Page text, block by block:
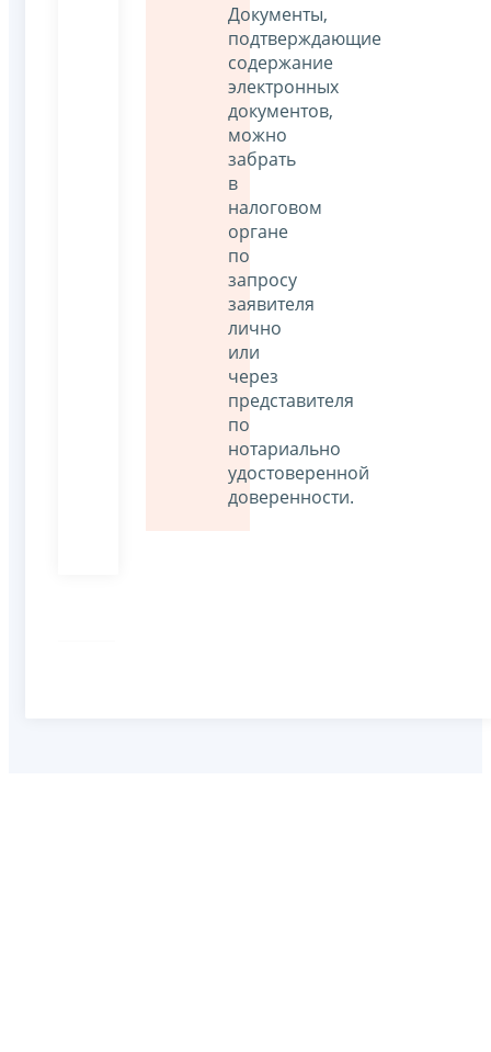
Документы,
подтверждающие
содержание
электронных
документов,
можно
забрать
в
налоговом
органе
по
запросу
заявителя
лично
или
через
представителя
по
нотариально
удостоверенной
доверенности.